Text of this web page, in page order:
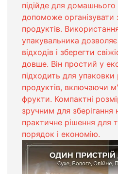
підійде для домашнього
допоможе організувати
продуктів.
упакувальника
відходів і зберегти
довше. Він простий у
підходить для упаковки
продуктів, включаючи
фрукти. Компактні
зручним для зберігання
практичне рішення для
порядок і економію.